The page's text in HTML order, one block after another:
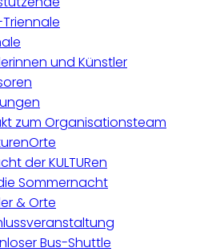
und Künstler
zum Organisationsteam
der KULTURen
Sommernacht
& Orte
Bus-Shuttle